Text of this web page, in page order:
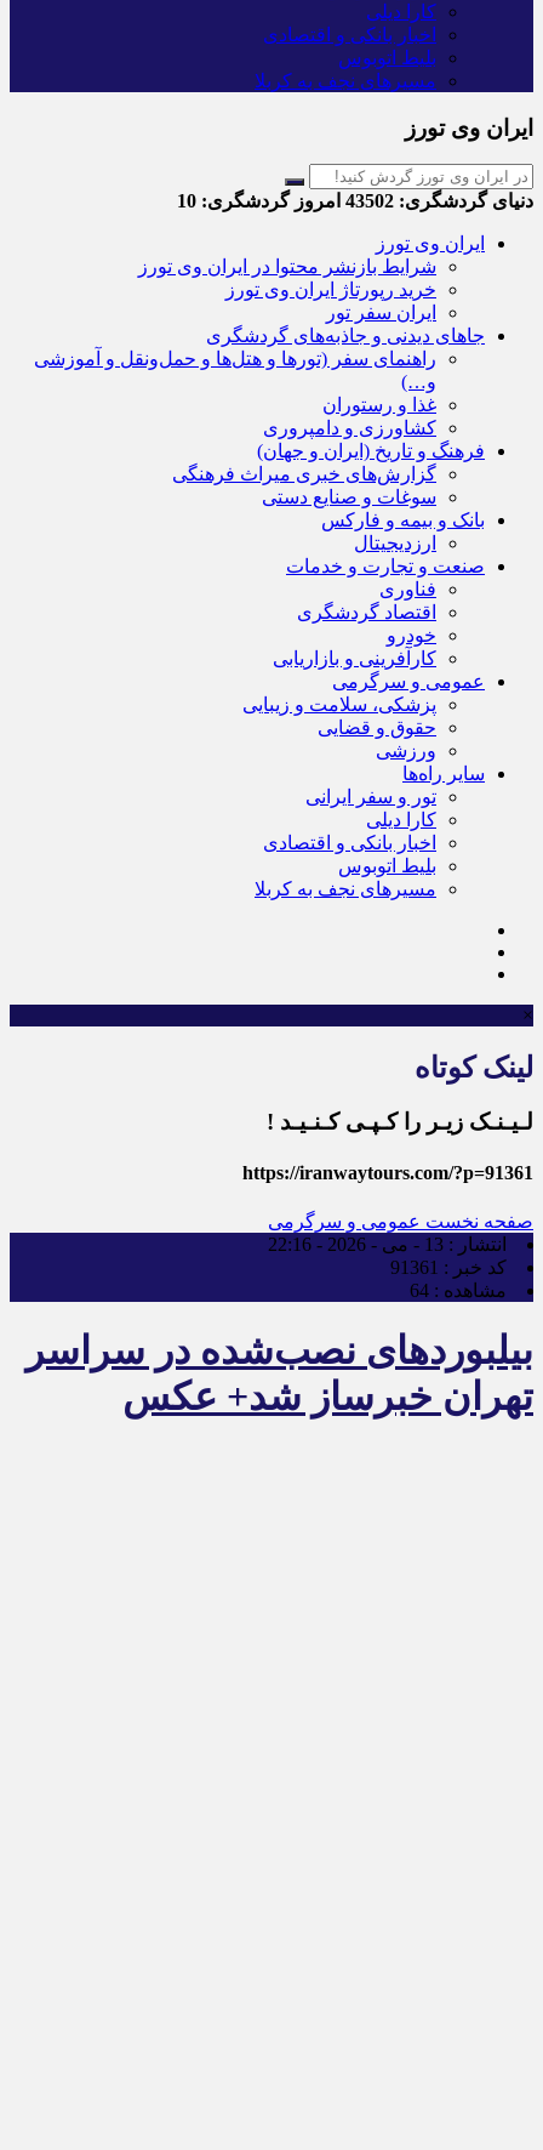
کارا دیلی
اخبار بانکی و اقتصادی
بلیط اتوبوس
مسیرهای نجف به کربلا
ایران وی تورز
دنیای گردشگری: امروز گردشگری:
ایران وی تورز
شرایط بازنشر محتوا در ایران وی تورز
خرید رپورتاژ ایران وی تورز
ایران سفر تور
جاهای دیدنی و جاذبه‌های گردشگری
راهنمای سفر (تورها و هتل‌ها و حمل‌و‌نقل و آموزشی
و…)
غذا و رستوران
کشاورزی و دامپروری
فرهنگ و تاریخ (ایران و جهان)
گزارش‌های خبری میراث فرهنگی
سوغات و صنایع دستی
بانک و بیمه و فارکس
ارزدیجیتال
صنعت و تجارت و خدمات
فناوری
اقتصاد گردشگری
خودرو
کارآفرینی و بازاریابی
عمومی و سرگرمی
پزشکی، سلامت و زیبایی
حقوق و قضایی
ورزشی
سایر راه‌ها
تور و سفر ایرانی
کارا دیلی
اخبار بانکی و اقتصادی
بلیط اتوبوس
مسیرهای نجف به کربلا
×
لینک کوتاه
لـیـنـک زیـر را کـپـی کـنـیـد !
https://iranwaytours.com/?p=91361
صفحه نخست عمومی و سرگرمی
انتشار : 13 - می - 2026 - 22:16
کد خبر : 91361
مشاهده : 64
بیلبورد‌های نصب‌شده در سراسر
تهران خبرساز شد+ عکس